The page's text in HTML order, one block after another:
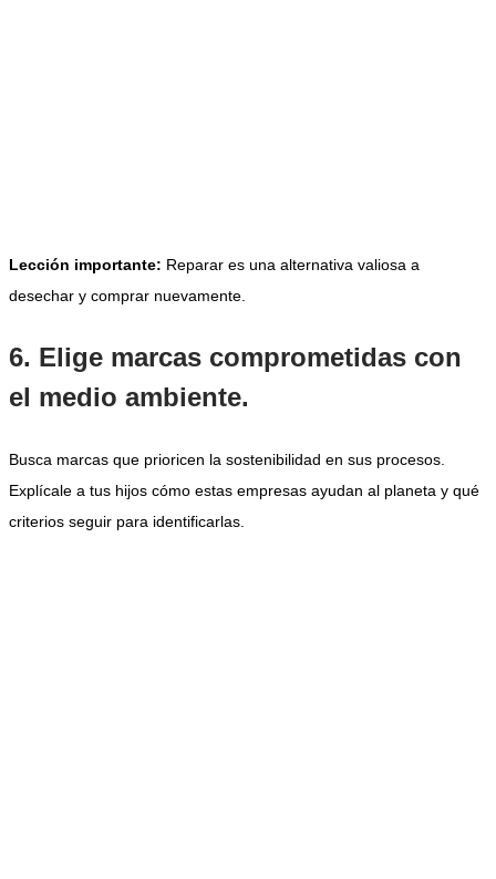
Lección importante: Reparar es una alternativa valiosa a
desechar y comprar nuevamente.
6. Elige marcas comprometidas con
el medio ambiente.
Busca marcas que prioricen la sostenibilidad en sus procesos.
Explícale a tus hijos cómo estas empresas ayudan al planeta y qué
criterios seguir para identificarlas.